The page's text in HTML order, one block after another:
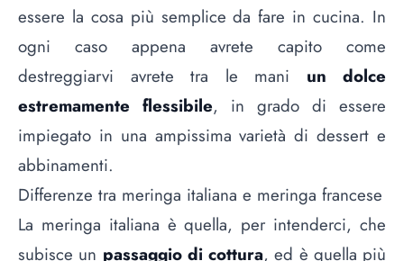
essere la cosa più semplice da fare in cucina. In
ogni caso appena avrete capito come
destreggiarvi avrete tra le mani un dolce
estremamente flessibile, in grado di essere
impiegato in una ampissima varietà di dessert e
abbinamenti.
Differenze tra meringa italiana e meringa francese
La meringa italiana è quella, per intenderci, che
subisce un passaggio di cottura, ed è quella più